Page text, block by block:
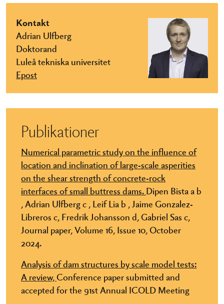
Kontakt
Adrian Ulfberg
Doktorand
Luleå tekniska universitet
Epost
Publikationer
Numerical parametric study on the influence of
location and inclination of large-scale asperities
on the shear strength of concrete-rock
interfaces of small buttress dams. Dipen Bista a b
, Adrian Ulfberg c , Leif Lia b , Jaime Gonzalez-
Libreros c, Fredrik Johansson d, Gabriel Sas c,
Journal paper, Volume 16, Issue 10, October
2024.
Analysis of dam structures by scale model tests:
A review,Conference paper submitted and
accepted for the 91st Annual ICOLD Meeting